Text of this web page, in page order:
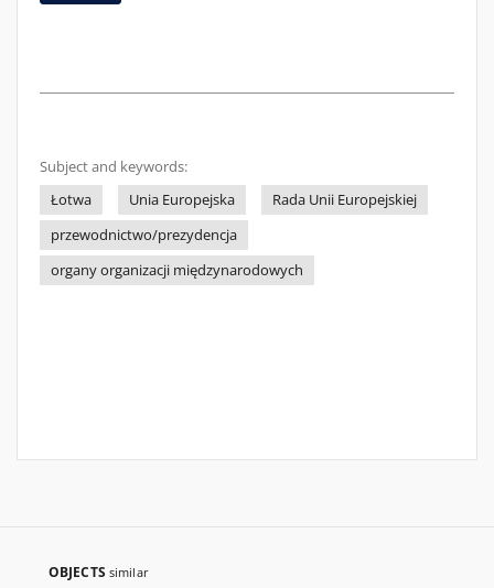
Subject and keywords:
Łotwa
Unia Europejska
Rada Unii Europejskiej
przewodnictwo/prezydencja
organy organizacji międzynarodowych
OBJECTS similar